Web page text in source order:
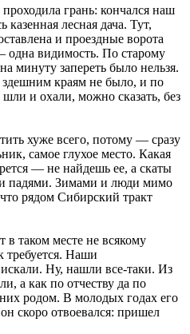
грань: кончался наш
казенная лесная дача. Тут,
и проездные ворота
одна видимость. По старому
минуту запереть было нельзя.
краям не было, и по
и охали, можно сказать, без
хуже всего, потому — сразу
самое глухое место. Какая
— не найдешь ее, а скаты
падями. Зимами и люди мимо
рядом Сибирский тракт
таком месте не всякому
требуется. Наши
Ну, нашли все-таки. Из
а как по отчеству да по
родом. В молодых годах его
скоро отвоевался: пришел